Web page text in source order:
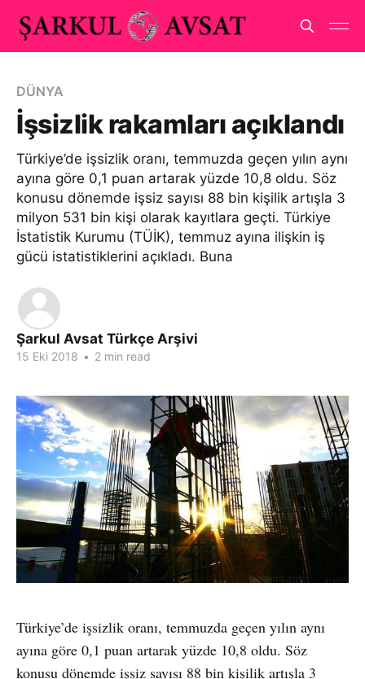
DÜNYA
İşsizlik rakamları açıklandı
Türkiye’de işsizlik oranı, temmuzda geçen yılın aynı
ayına göre 0,1 puan artarak yüzde 10,8 oldu. Söz
konusu dönemde işsiz sayısı 88 bin kişilik artışla 3
milyon 531 bin kişi olarak kayıtlara geçti. Türkiye
İstatistik Kurumu (TÜİK), temmuz ayına ilişkin iş
gücü istatistiklerini açıkladı. Buna
Şarkul Avsat Türkçe Arşivi
15 Eki 2018 • 2 min read
Türkiye’de işsizlik oranı, temmuzda geçen yılın aynı
ayına göre 0,1 puan artarak yüzde 10,8 oldu. Söz
konusu dönemde işsiz sayısı 88 bin kişilik artışla 3